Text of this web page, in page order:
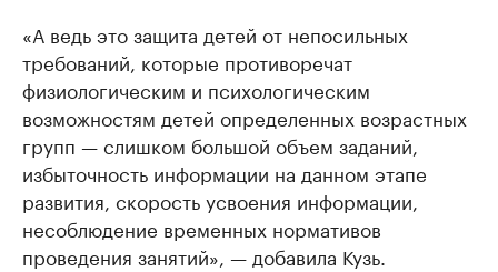
«А ведь это защита детей от непосильных
требований, которые противоречат
физиологическим и психологическим
возможностям детей определенных возрастных
групп — слишком большой объем заданий,
избыточность информации на данном этапе
развития, скорость усвоения информации,
несоблюдение временных нормативов
проведения занятий», — добавила Кузь.